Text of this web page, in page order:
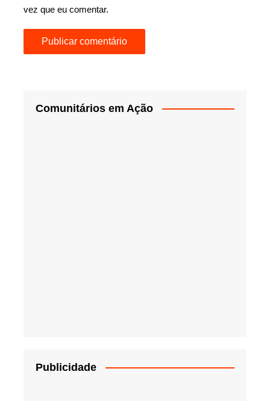
vez que eu comentar.
Comunitários em Ação
Publicidade